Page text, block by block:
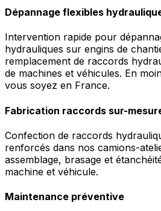
Dépannage flexibles
Intervention rapide pour
hydrauliques sur engins de
remplacement de raccords
de machines et véhicules. En
vous soyez en France.
Fabrication raccords sur-
Confection de raccords
renforcés dans nos camions-
assemblage, brasage et
machine et véhicule.
Maintenance préventive